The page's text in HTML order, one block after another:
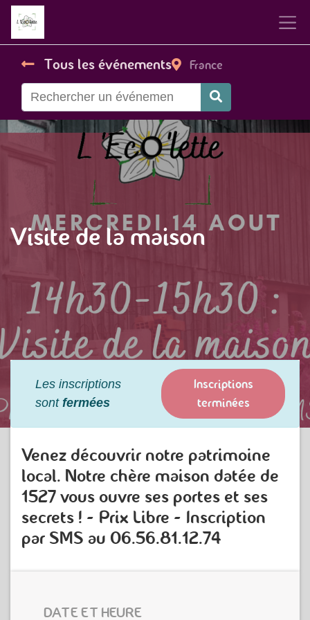
Tous les événements France
Visite de la maison
Les inscriptions
sont fermées
Inscriptions
terminées
Venez découvrir notre patrimoine
local. Notre chère maison datée de
1527 vous ouvre ses portes et ses
secrets ! - Prix Libre - Inscription
par SMS au 06.56.81.12.74
DATE ET HEURE